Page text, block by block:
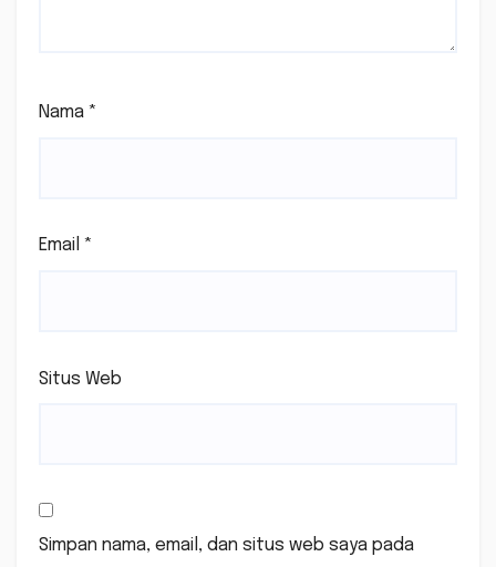
Nama *
Email *
Situs Web
Simpan nama, email, dan situs web saya pada